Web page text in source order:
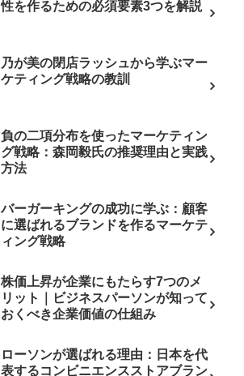
性を作るための必須要素3つを解説
乃が美の閉店ラッシュから学ぶマー
ケティング戦略の教訓
負の二項分布を使ったマーケティン
グ戦略：森岡毅氏の推奨理由と実践
方法
バーガーキングの成功に学ぶ：顧客
に選ばれるブランドを作るマーケテ
ィング戦略
株価上昇が企業にもたらす7つのメ
リット｜ビジネスパーソンが知って
おくべき企業価値の仕組み
ローソンが選ばれる理由：日本を代
表するコンビニエンスストアブラン